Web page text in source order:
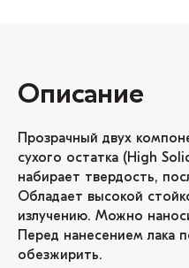
Описание
Прозрачный двух
сухого остатка (High
набирает твердость,
Обладает высокой
излучению. Можно
Перед нанесением лака
обезжирить.